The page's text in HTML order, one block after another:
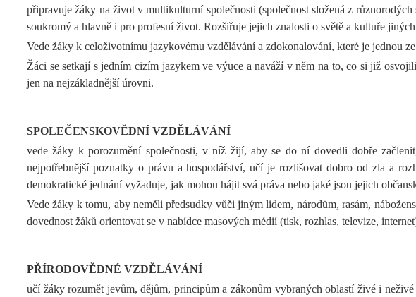
připravuje žáky na život v multikulturní společnosti (společnost složená z
soukromý a hlavně i pro profesní život. Rozšiřuje jejich znalosti o světě a kultuře
Vede žáky k celoživotnímu jazykovému vzdělávání a zdokonalování, které je jednou
Žáci se setkají s jedním cizím jazykem ve výuce a naváží v něm na to, co si již
jen na nejzákladnější úrovni.
SPOLEČENSKOVĚDNÍ VZDĚLÁVÁNÍ
vede žáky k porozumění společnosti, v níž žijí, aby se do ní dovedli dobře
nejpotřebnější poznatky o právu a hospodářství, učí je rozlišovat dobro od zla a
demokratické jednání vyžaduje, jak mohou hájit svá práva nebo jaké jsou jejich
Vede žáky k tomu, aby neměli předsudky vůči jiným lidem, národům, rasám,
dovednost žáků orientovat se v nabídce masových médií (tisk, rozhlas, televize,
PŘÍRODOVĚDNÉ VZDĚLÁVÁNÍ
učí žáky rozumět jevům, dějům, principům a zákonům vybraných oblastí živé i